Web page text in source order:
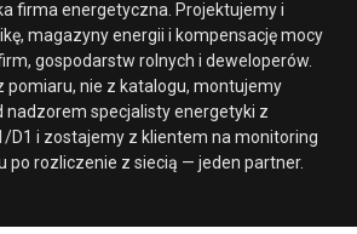
firma energetyczna. Projektujemy i
magazyny energii i kompensację mocy
gospodarstw rolnych i deweloperów.
pomiaru, nie z katalogu, montujemy
nadzorem specjalisty energetyki z
D1 i zostajemy z klientem na monitoring
po rozliczenie z siecią — jeden partner.